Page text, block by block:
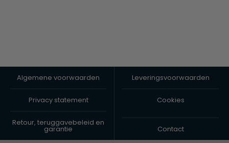
Algemene voorwaarden Leveringsvoorwaarden
Privacy statement Cookies
Retour, teruggavebeleid en
garantie Contact